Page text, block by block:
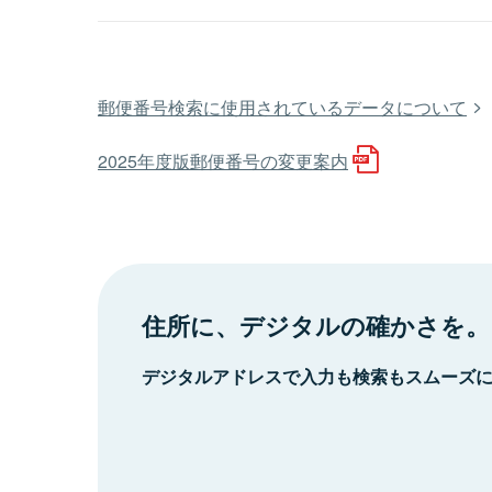
郵便番号検索に使用されているデータについて
2025年度版郵便番号の変更案内
住所に、デジタルの確かさを。
デジタルアドレスで入力も検索もスムーズ